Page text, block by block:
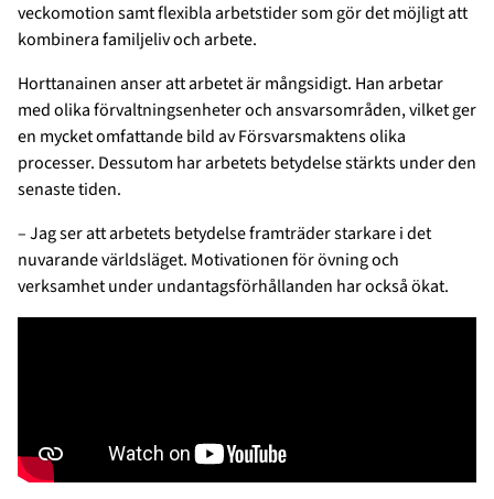
veckomotion samt flexibla arbetstider som gör det möjligt att
kombinera familjeliv och arbete.
Horttanainen anser att arbetet är mångsidigt. Han arbetar
med olika förvaltningsenheter och ansvarsområden, vilket ger
en mycket omfattande bild av Försvarsmaktens olika
processer. Dessutom har arbetets betydelse stärkts under den
senaste tiden.
– Jag ser att arbetets betydelse framträder starkare i det
nuvarande världsläget. Motivationen för övning och
verksamhet under undantagsförhållanden har också ökat.